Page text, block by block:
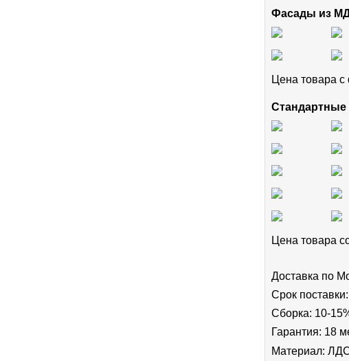
Фасады из
Цена товара
Цена товара
Доставка по
Срок
Сборка: 10-
Гарантия: 18
Материал: